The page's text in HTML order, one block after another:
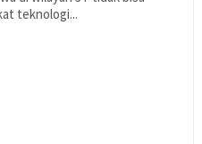
teknologi...